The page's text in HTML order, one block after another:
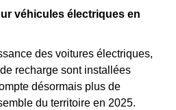
véhicules électriques en
des voitures électriques,
recharge sont installées
désormais plus de
du territoire en 2025.